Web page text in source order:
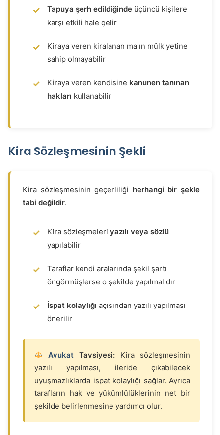
Tapuya şerh edildiğinde üçüncü kişilere
karşı etkili hale gelir
Kiraya veren kiralanan malın mülkiyetine
sahip olmayabilir
Kiraya veren kendisine kanunen tanınan
hakları kullanabilir
Kira Sözleşmesinin Şekli
Kira sözleşmesinin geçerliliği herhangi bir şekle
tabi değildir.
Kira sözleşmeleri yazılı veya sözlü
yapılabilir
Taraflar kendi aralarında şekil şartı
öngörmüşlerse o şekilde yapılmalıdır
İspat kolaylığı açısından yazılı yapılması
önerilir
Avukat Tavsiyesi: Kira sözleşmesinin
yazılı yapılması, ileride çıkabilecek
uyuşmazlıklarda ispat kolaylığı sağlar. Ayrıca
tarafların hak ve yükümlülüklerinin net bir
şekilde belirlenmesine yardımcı olur.